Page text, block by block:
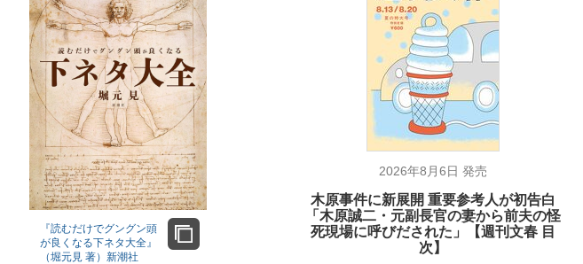
「敗因分析は一切聞かれなかった」侍ジャパン選手が証言した“NPB聞...
キングの誕生を、目撃せよ。
『読むだけでグングン頭
が良くなる下ネタ大全』
（堀元見 著）新潮社
2026年8月6日 発売
木原事件に新展開 重要参考人が初告白
「木原誠二・元副長官の妻から前夫の怪
死現場に呼びだされた」【週刊文春 目
次】